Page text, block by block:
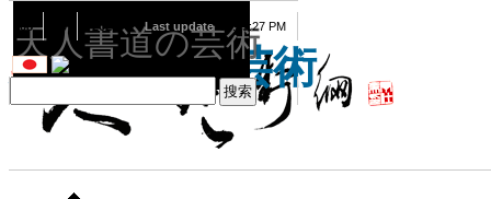
天人書道の芸術
08 09 2026 Last update 08:15:27 PM
天人書道の芸術